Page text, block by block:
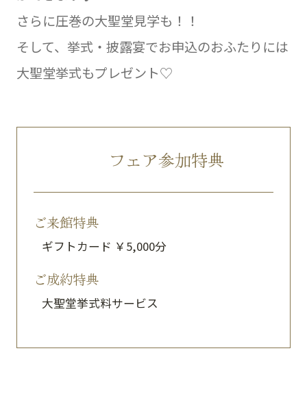
さらに圧巻の大聖堂見学も！！
そして、挙式・披露宴でお申込のおふたりには
大聖堂挙式もプレゼント♡
フェア参加特典
ご来館特典
ギフトカード ￥5,000分
ご成約特典
大聖堂挙式料サービス